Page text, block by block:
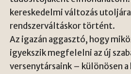
kereskedelmi változás utoljára
rendszerváltáskor történt.
Az igazán aggasztó, hogy
igyekszik megfelelni az új
versenytársaink – különösen